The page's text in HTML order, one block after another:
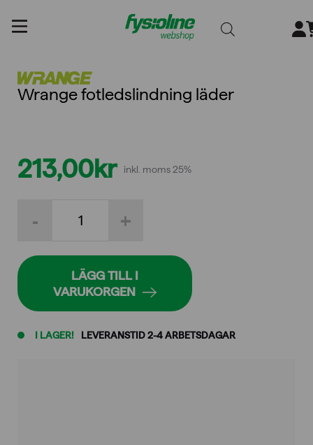
innehållet
Wrange fotledslindning läder
213,00kr inkl. moms 25%
I LAGER! LEVERANSTID 2-4 ARBETSDAGAR
+
fotledslindning
-
LÄGG TILL I
VARUKORGEN